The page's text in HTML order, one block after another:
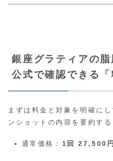
銀座グラティアの
公式で確認できる「
まずは料金と対象を明確に
ンショットの内容を要約す
通常価格： 1回 27,500円